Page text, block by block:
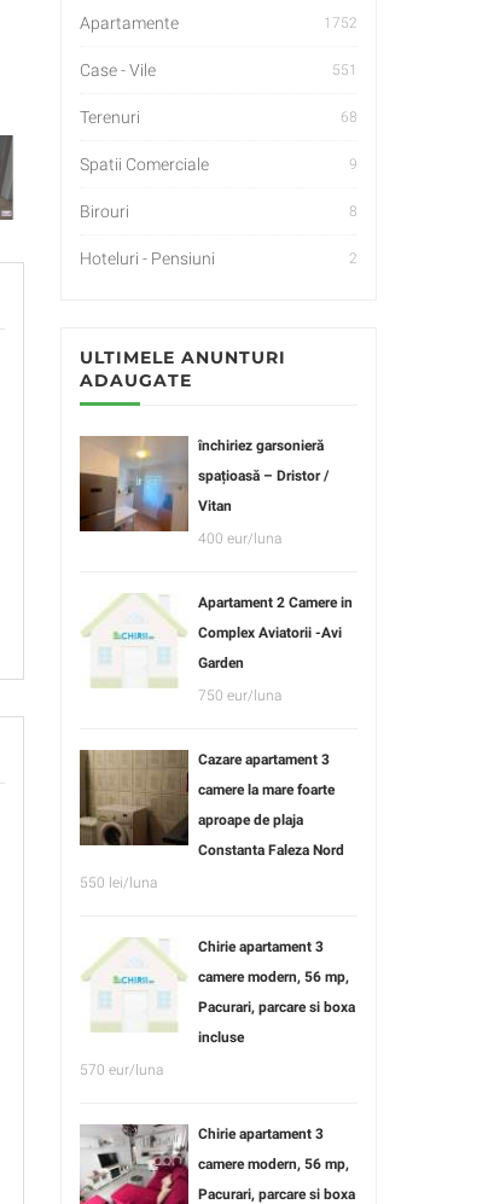
Apartamente 1752
Case - Vile 551
Terenuri 68
Spatii Comerciale 9
Birouri 8
Hoteluri - Pensiuni 2
ULTIMELE ANUNTURI
ADAUGATE
închiriez garsonieră
spațioasă – Dristor /
Vitan
400 eur/luna
Apartament 2 Camere in
Complex Aviatorii -Avi
Garden
750 eur/luna
Cazare apartament 3
camere la mare foarte
aproape de plaja
Constanta Faleza Nord
550 lei/luna
Chirie apartament 3
camere modern, 56 mp,
Pacurari, parcare si boxa
incluse
570 eur/luna
Chirie apartament 3
camere modern, 56 mp,
Pacurari, parcare si boxa